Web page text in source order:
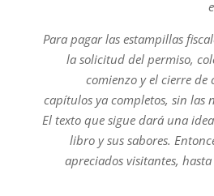
Para pagar las estampillas
la solicitud del permiso,
comienzo y el cierre de
capítulos ya completos, sin las
El texto que sigue dará una
libro y sus sabores.
apreciados visitantes, hasta